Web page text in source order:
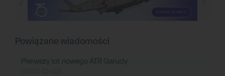
Powiązane wiadomości
Pierwszy lot nowego ATR Garudy